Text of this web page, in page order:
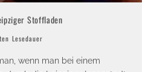
Stoffladen
Lesedauer
wenn man bei einem